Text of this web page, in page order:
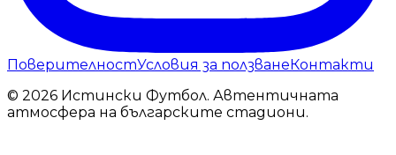
ПоверителностУсловия за ползванеКонтакти
© 2026 Истински Футбол. Автентичната
атмосфера на българските стадиони.